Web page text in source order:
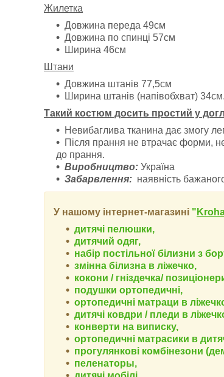
Жилетка
Довжина переда 49см
Довжина по спинці 57см
Ширина 46см
Штани
Довжина штанів 77,5см
Ширина штанів (напівобхват) 34см.
Такий костюм досить простий у
Невибаглива тканина дає змогу
Після прання не втрачає форми, не
до прання.
Виробництво: Україна
Забарвлення: наявність
У нашому інтернет-магазині "
дитячі пелюшки,
дитячий одяг,
набір постільної білизни з
змінна білизна в ліжечко,
кокони / гніздечка/
подушки ортопедичні,
ортопедичні матраци в
дитячі ковдри / пледи в
конверти на виписку,
ортопедичні матрасики в
прогулянкові комбінезони
пеленаторы,